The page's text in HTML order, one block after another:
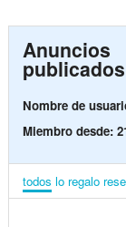
Anuncios
publicados
Nombre de
Miembro desde:
todos lo regalo